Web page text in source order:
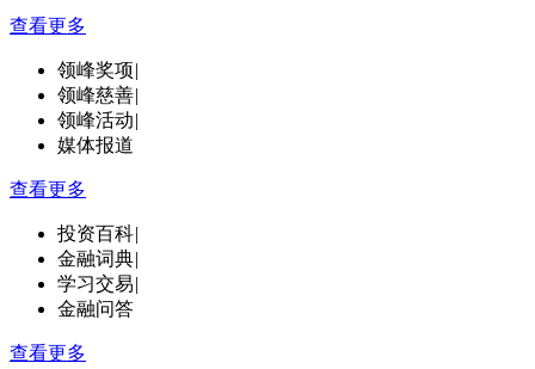
查看更多
领峰奖项|
领峰慈善|
领峰活动|
媒体报道
查看更多
投资百科|
金融词典|
学习交易|
金融问答
查看更多